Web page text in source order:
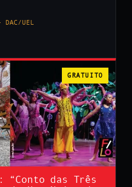
UEL
GRATUITO
das Três